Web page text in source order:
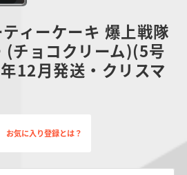
ィーケーキ 爆上戦隊
(チョコクリーム)(5号
12月発送・クリスマ
お気に入り登録とは？